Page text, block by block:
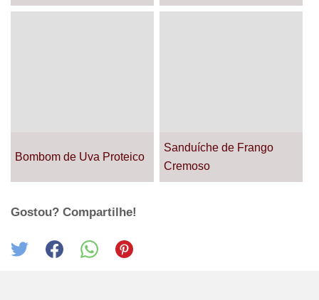
Bombom de Uva Proteico
Sanduíche de Frango
Cremoso
Gostou? Compartilhe!